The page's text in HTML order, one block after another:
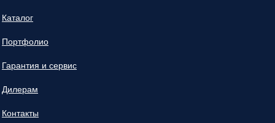
Каталог
Портфолио
Гарантия и сервис
Дилерам
Контакты